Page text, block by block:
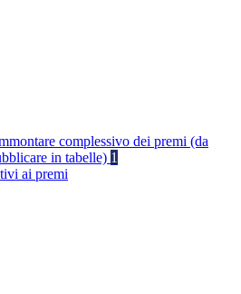
complessivo dei premi (da
in tabelle) 1
ai premi